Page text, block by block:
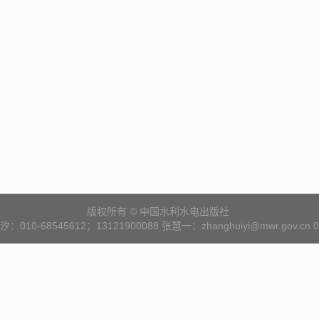
版权所有 © 中国水利水电出版社
：010-68545612；13121900088 张慧一：zhanghuiyi@mwr.gov.cn